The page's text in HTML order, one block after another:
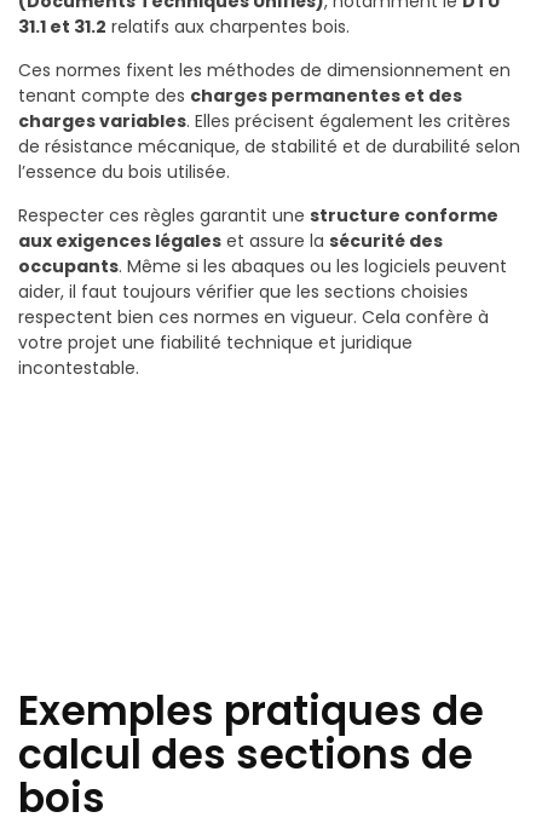
31.1 et 31.2 relatifs aux charpentes bois.
Ces normes fixent les méthodes de dimensionnement en
tenant compte des charges permanentes et des
charges variables. Elles précisent également les critères
de résistance mécanique, de stabilité et de durabilité selon
l’essence du bois utilisée.
Respecter ces règles garantit une structure conforme
aux exigences légales et assure la sécurité des
occupants. Même si les abaques ou les logiciels peuvent
aider, il faut toujours vérifier que les sections choisies
respectent bien ces normes en vigueur. Cela confère à
votre projet une fiabilité technique et juridique
incontestable.
Exemples pratiques de
calcul des sections de
bois